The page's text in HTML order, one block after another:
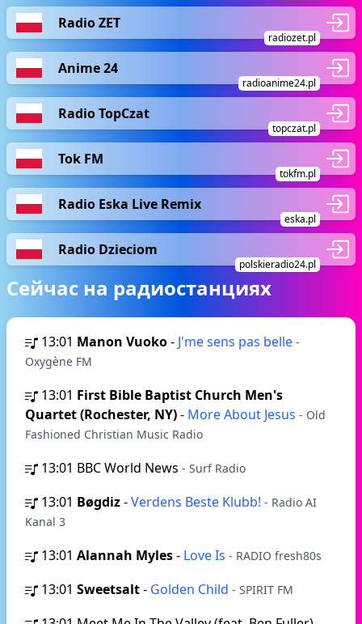
Radio ZET
radiozet.pl
Anime 24
radioanime24.pl
Radio TopCzat
topczat.pl
Tok FM
tokfm.pl
Radio Eska Live Remix
eska.pl
Radio Dzieciom
polskieradio24.pl
Сейчас на радиостанциях
13:01 Manon Vuoko- J'me sens pas belle -
Oxygène FM
13:01 First Bible Baptist Church Men's
Quartet (Rochester, NY)- More About Jesus - Old
Fashioned Christian Music Radio
13:01 BBC World News - Surf Radio
13:01 Bøgdiz-Verdens Beste Klubb! - Radio AI
Kanal 3
13:01 Alannah Myles- Love Is - RADIO fresh80s
13:01 Sweetsalt- Golden Child - SPIRIT FM